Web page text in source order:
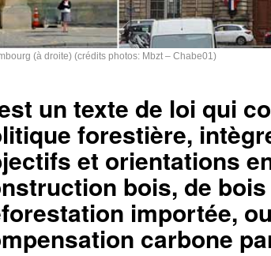
(à droite) (crédits photos: Mbzt – Chabe01)
un texte de loi qui
forestière,
et orientations
bois, de
importée,
carbone